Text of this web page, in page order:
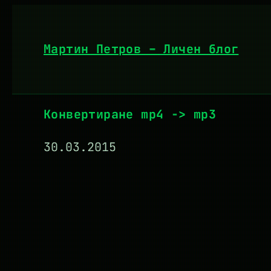
съдържанието
Мартин Петров – Личен блог
Конвертиране mp4 -> mp3
30.03.2015